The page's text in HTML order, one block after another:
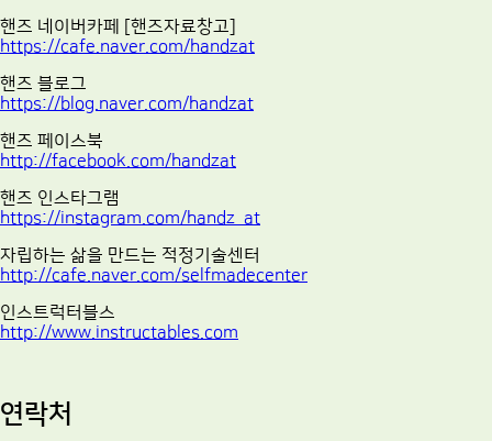
핸즈 네이버카페 [핸즈자료창고]
https://cafe.naver.com/handzat
핸즈 블로그
https://blog.naver.com/handzat
핸즈 페이스북
http://facebook.com/handzat
핸즈 인스타그램
https://instagram.com/handz_at
자립하는 삶을 만드는 적정기술센터
http://cafe.naver.com/selfmadecenter
인스트럭터블스
http://www.instructables.com
연락처